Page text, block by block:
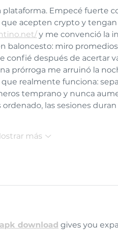
Empecé fuerte
que acepten crypto y
y me convenció la
baloncesto: miro
confié después de acertar
prórroga me arruinó la
realmente funciona:
temprano y nunca
las sesiones
más
download gives you